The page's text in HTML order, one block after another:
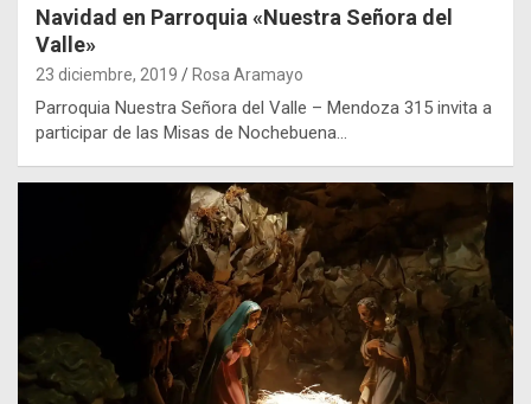
Navidad en Parroquia «Nuestra Señora del
Valle»
23 diciembre, 2019 Rosa Aramayo
Parroquia Nuestra Señora del Valle – Mendoza 315 invita a
participar de las Misas de Nochebuena…